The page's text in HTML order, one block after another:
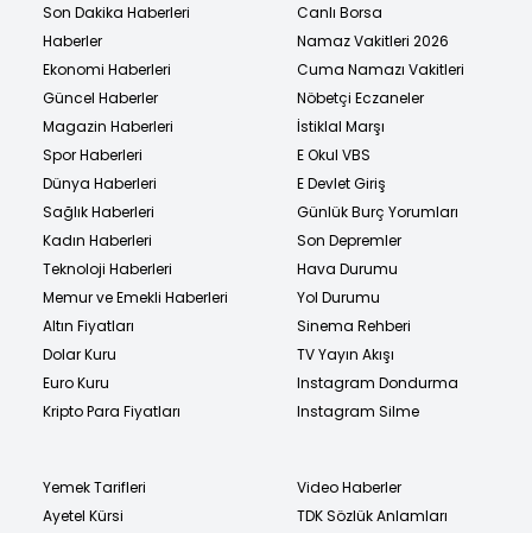
Son Dakika Haberleri
Haberler
Ekonomi Haberleri
Güncel Haberler
Magazin Haberleri
Spor Haberleri
Dünya Haberleri
Sağlık Haberleri
Kadın Haberleri
Teknoloji Haberleri
Memur ve Emekli Haberleri
Altın Fiyatları
Dolar Kuru
Euro Kuru
Kripto Para Fiyatları
Canlı Borsa
Namaz Vakitleri 2026
Cuma Namazı Vakitleri
Nöbetçi Eczaneler
İstiklal Marşı
E Okul VBS
E Devlet Giriş
Günlük Burç Yorumları
Son Depremler
Hava Durumu
Yol Durumu
Sinema Rehberi
TV Yayın Akışı
Instagram Dondurma
Instagram Silme
Yemek Tarifleri
Ayetel Kürsi
Video Haberler
TDK Sözlük Anlamları